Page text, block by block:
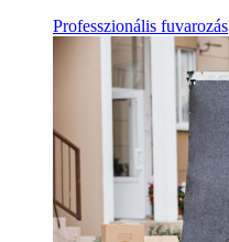
Professzionális fuvarozás